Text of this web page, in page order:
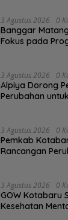
3 Agustus 2026 0
‎Banggar
Fokus pada
3 Agustus 2026 0
‎Alpiya Dorong
Perubahan
3 Agustus 2026 0
Pemkab
Rancangan
3 Agustus 2026 0
GOW Kotabaru
Kesehatan